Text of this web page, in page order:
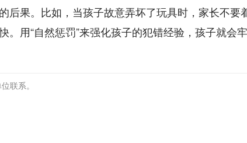
后果。比如，当孩子故意弄坏了玩具时，家长不要
。用“自然惩罚”来强化孩子的犯错经验，孩子就会
联系。